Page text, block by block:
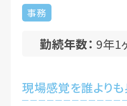
事務
勤続年数： 9年1
現場感覚を誰より